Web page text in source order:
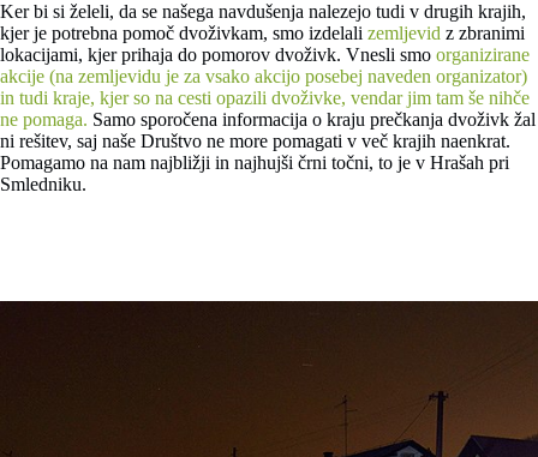
Ker bi si želeli, da se našega navdušenja nalezejo tudi v drugih krajih,
kjer je potrebna pomoč dvoživkam, smo izdelali zemljevid z zbranimi
lokacijami, kjer prihaja do pomorov dvoživk. Vnesli smo organizirane
akcije (na zemljevidu je za vsako akcijo posebej naveden organizator)
in tudi kraje, kjer so na cesti opazili dvoživke, vendar jim tam še nihče
ne pomaga. Samo sporočena informacija o kraju prečkanja dvoživk žal
ni rešitev, saj naše Društvo ne more pomagati v več krajih naenkrat.
Pomagamo na nam najbližji in najhujši črni točni, to je v Hrašah pri
Smledniku.